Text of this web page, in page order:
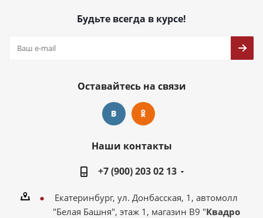
Будьте всегда в курсе!
Оставайтесь на связи
Наши контакты
+7 (900) 203 02 13
Екатеринбург, ул. Донбасская, 1, автомолл
"Белая Башня", этаж 1, магазин В9 "Квадро